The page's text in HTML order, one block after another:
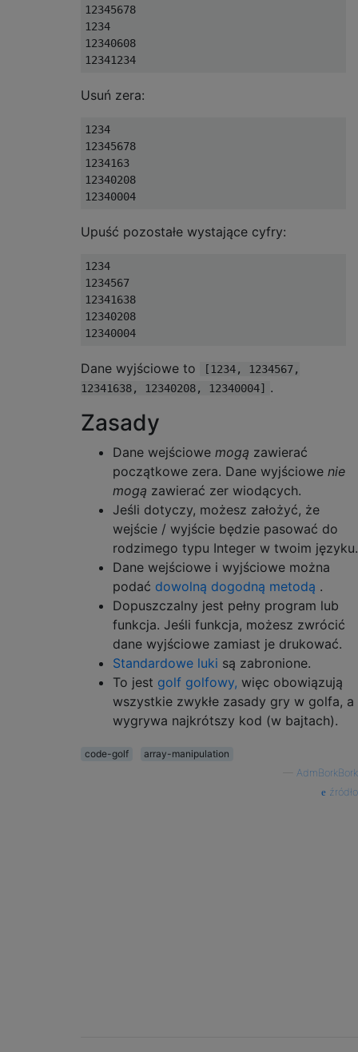
12345678
1234
12340608
Usuń zera:
1234
12345678
1234163
12340208
Upuść pozostałe wystające cyfry:
1234
1234567
12341638
12340208
Dane wyjściowe to
[1234, 1234567,
12341638, 12340208, 12340004]
.
Zasady
Dane wejściowe mogą zawierać
początkowe zera. Dane wyjściowe nie
mogą zawierać zer wiodących.
Jeśli dotyczy, możesz założyć, że
wejście / wyjście będzie pasować do
rodzimego typu Integer w twoim języku.
Dane wejściowe i wyjściowe można
podać dowolną dogodną metodą .
Dopuszczalny jest pełny program lub
funkcja. Jeśli funkcja, możesz zwrócić
dane wyjściowe zamiast je drukować.
Standardowe luki są zabronione.
To jest golf golfowy, więc obowiązują
wszystkie zwykłe zasady gry w golfa, a
wygrywa najkrótszy kod (w bajtach).
code-golf
array-manipulation
AdmBorkBork
źródło